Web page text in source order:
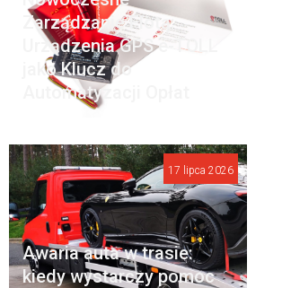
Zarządzanie Flotą:
Urządzenia GPS e-TOLL
jako Klucz do
Automatyzacji Opłat
Awaria auta w trasie:
kiedy wystarczy pomoc
17 lipca 2026